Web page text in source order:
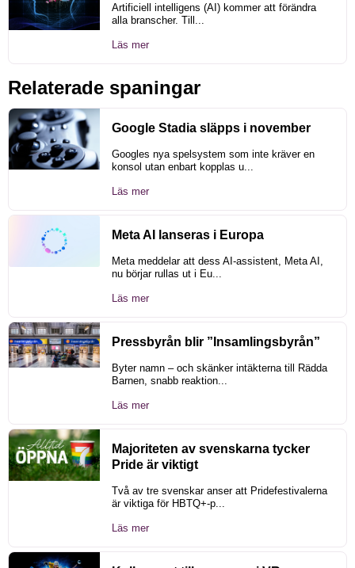
Artificiell intelligens (AI) kommer att förändra
alla branscher. Till...
Läs mer
Relaterade spaningar
Google Stadia släpps i november
Googles nya spelsystem som inte kräver en
konsol utan enbart kopplas u...
Läs mer
Meta AI lanseras i Europa
Meta meddelar att dess AI-assistent, Meta AI,
nu börjar rullas ut i Eu...
Läs mer
Pressbyrån blir ”Insamlingsbyrån”
Byter namn – och skänker intäkterna till Rädda
Barnen, snabb reaktion...
Läs mer
Majoriteten av svenskarna tycker
Pride är viktigt
Två av tre svenskar anser att Pridefestivalerna
är viktiga för HBTQ+-p...
Läs mer